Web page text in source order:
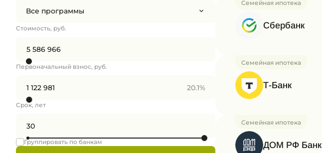
Все программы
Стоимость, руб.
Первоначальный взнос, руб.
20.1%
Срок, лет
Группировать по банкам
Семейная ипотека
Сбербанк
Семейная ипотека
Т-Банк
Семейная ипотека
ДОМ РФ Банк